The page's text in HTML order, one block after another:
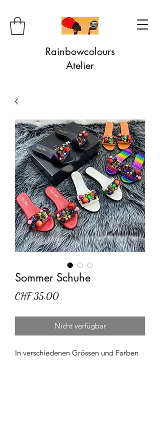
Rainbowcolours
Atelier
Sommer Schuhe
CHF 35.00Preis
Nicht verfügbar
In verschiedenen Grössen und Farben